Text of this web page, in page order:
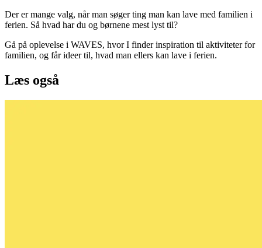
Der er mange valg, når man søger ting man kan lave med familien i
ferien. Så hvad har du og børnene mest lyst til?
Gå på oplevelse i WAVES, hvor I finder inspiration til aktiviteter for
familien, og får ideer til, hvad man ellers kan lave i ferien.
Læs også